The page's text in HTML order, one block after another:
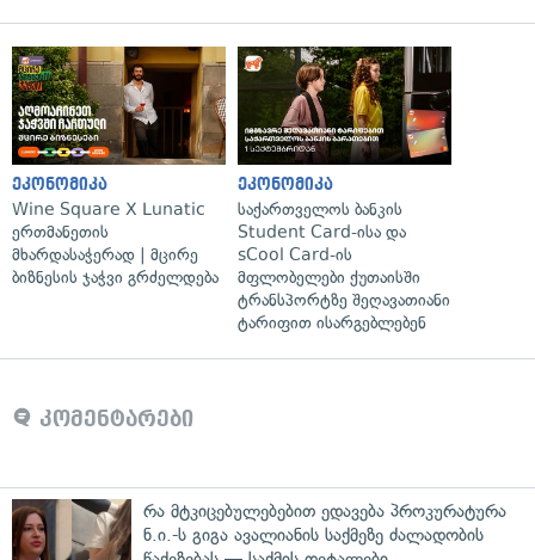
ეკონომიკა
Wine Square X Lunatic
ერთმანეთის
მხარდასაჭერად | მცირე
ბიზნესის ჯაჭვი გრძელდება
ეკონომიკა
საქართველოს ბანკის
Student Card-ისა და
sCool Card-ის
მფლობელები ქუთაისში
ტრანსპორტზე შეღავათიანი
ტარიფით ისარგებლებენ
კომენტარები
რა მტკიცებულებებით ედავება პროკურატურა
ნ.ი.-ს გიგა ავალიანის საქმეზე ძალადობის